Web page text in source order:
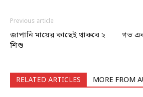
Previous article
জাপানি মায়ের কাছেই থাকবে ২
শিশু
গত
RELATED ARTICLES MORE FROM